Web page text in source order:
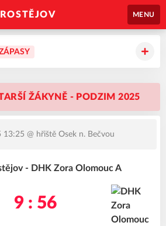
MENU
ŽÁKYNĚ - PODZIM 2025
13:25 @ hřiště Osek n. Bečvou
- DHK Zora Olomouc A
9 : 56